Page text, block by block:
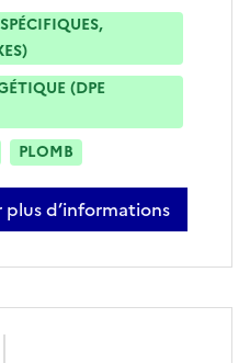
(DPE
PLOMB
plus d’informations
arnoldy